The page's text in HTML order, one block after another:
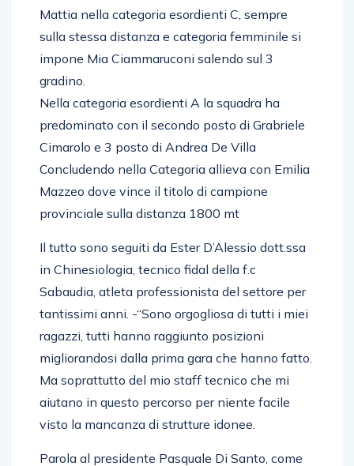
titoli provinciali con primo posto di Riccardo
Mattia nella categoria esordienti C, sempre
sulla stessa distanza e categoria femminile si
impone Mia Ciammaruconi salendo sul 3
gradino.
Nella categoria esordienti A la squadra ha
predominato con il secondo posto di Grabriele
Cimarolo e 3 posto di Andrea De Villa
Concludendo nella Categoria allieva con Emilia
Mazzeo dove vince il titolo di campione
Il tutto sono seguiti da Ester D’Alessio dott.ssa
in Chinesiologia, tecnico fidal della f.c
Sabaudia, atleta professionista del settore per
tantissimi anni. -“Sono orgogliosa di tutti i miei
ragazzi, tutti hanno raggiunto posizioni
migliorandosi dalla prima gara che hanno fatto.
Ma soprattutto del mio staff tecnico che mi
aiutano in questo percorso per niente facile